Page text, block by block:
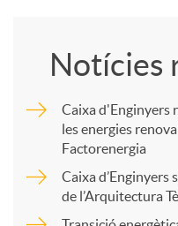
Notícies
Caixa d'Enginyers
les energies
Factorenergia
Caixa d’Enginyers
de l’Arquitectura